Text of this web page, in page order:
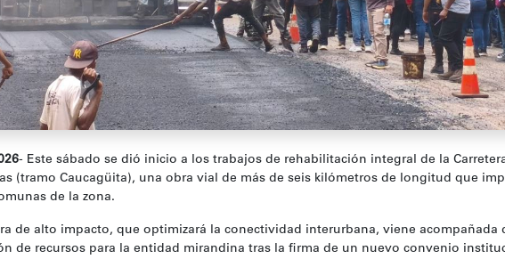
- Este sábado se dió inicio a los trabajos de rehabilitación integral de la
(tramo Caucagüita), una obra vial de más de seis kilómetros de longitud que
de la zona.
de alto impacto, que optimizará la conectividad interurbana, viene acompañada
de recursos para la entidad mirandina tras la firma de un nuevo convenio